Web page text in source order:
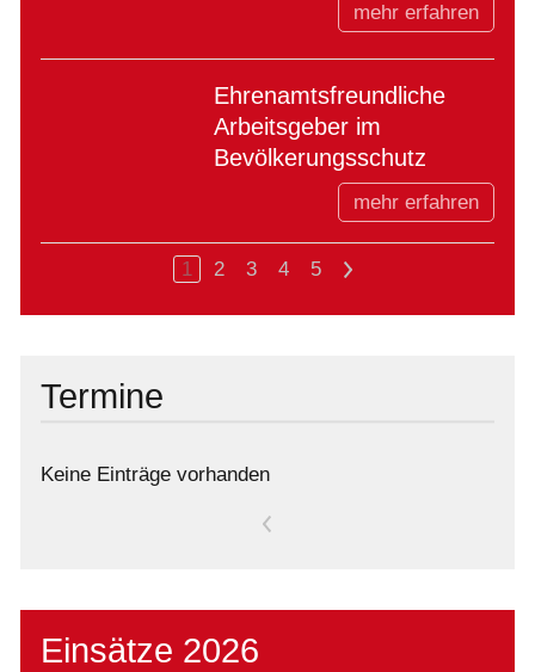
mehr erfahren
Ehrenamtsfreundliche
Arbeitsgeber im
Bevölkerungsschutz
mehr erfahren
1 2 3 4 5 >
Termine
Keine Einträge vorhanden
<
Einsätze 2026